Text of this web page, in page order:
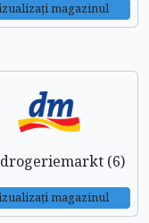
magazinul
(6)
magazinul